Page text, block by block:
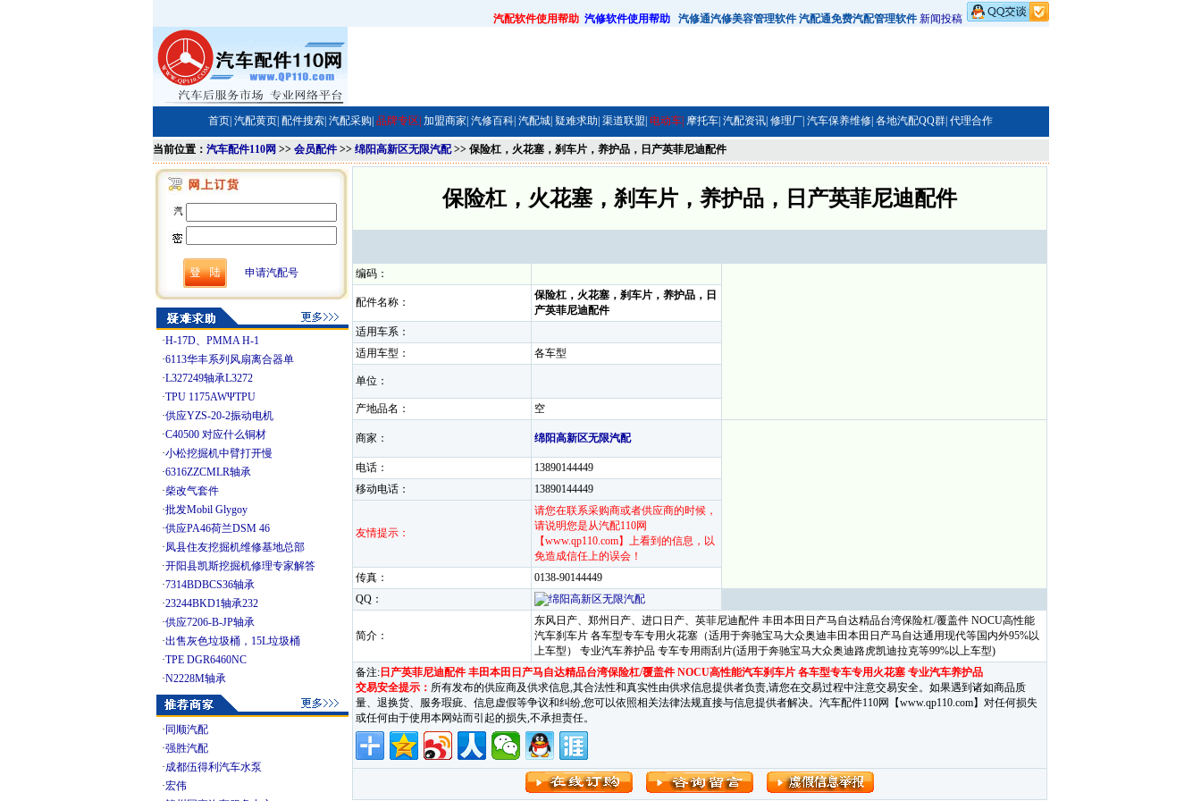
汽配软件使用帮助 汽修软件使用帮助 汽修通汽修美容管理软件 汽配通免费汽配管理软件 新闻投稿
首页| 汽配黄页| 配件搜索| 汽配采购| 品牌专区| 加盟商家| 汽修百科| 汽配城| 疑难求助| 渠道联盟| 电动车| 摩托车| 汽配资讯| 修理厂| 汽车保养维修| 各地汽配QQ群| 代理合作
当前位置： 汽车配件110网 >> 会员配件>> 绵阳高新区无限汽配>> 保险杠，火花塞，刹车片，养护品，日产英菲尼迪配件
申请汽配号
·H-17D、PMMA H-1
·6113华丰系列风扇离合器单
·L327249轴承L3272
·TPU 1175AWΨTPU
·供应YZS-20-2振动电机
·C40500 对应什么铜材
·小松挖掘机中臂打开慢
·6316ZZCMLR轴承
·柴改气套件
·批发Mobil Glygoy
·供应PA46荷兰DSM 46
·凤县住友挖掘机维修基地总部
·开阳县凯斯挖掘机修理专家解答
·7314BDBCS36轴承
·23244BKD1轴承232
·供应7206-B-JP轴承
·出售灰色垃圾桶，15L垃圾桶
·TPE DGR6460NC
·N2228M轴承
· 同顺汽配
·强胜汽配
·成都伍得利汽车水泵
·宏伟
保险杠，火花塞，刹车片，养护品，日产英菲尼迪配件
编码：
配件名称：
保险杠，火花塞，刹车片，养护品，日
产英菲尼迪配件
适用车系：
适用车型：
各车型
单位：
产地品名： 空
商家： 绵阳高新区无限汽配
电话：
13890144449
移动电话：
13890144449
友情提示：
请您在联系采购商或者供应商的时候，
请说明您是从汽配110网
【www.qp110.com】上看到的信息，以
免造成信任上的误会！
传真：
0138-90144449
QQ：
简介：
东风日产、郑州日产、进口日产、英菲尼迪配件 丰田本田日产马自达精品台湾保险杠/覆盖件 NOCU高性能
汽车刹车片 各车型专车专用火花塞（适用于奔驰宝马大众奥迪丰田本田日产马自达通用现代等国内外95%以
上车型） 专业汽车养护品 专车专用雨刮片(适用于奔驰宝马大众奥迪路虎凯迪拉克等99%以上车型)
备注: 日产英菲尼迪配件 丰田本田日产马自达精品台湾保险杠/覆盖件 NOCU高性能汽车刹车片 各车型专车专用火花塞 专业汽车养护品
交易安全提示： 所有发布的供应商及供求信息,其合法性和真实性由供求信息提供者负责,请您在交易过程中注意交易安全。如果遇到诸如商品质
量、退换货、服务瑕疵、信息虚假等争议和纠纷,您可以依照相关法律法规直接与信息提供者解决。汽车配件110网【www.qp110.com】对任何损失
或任何由于使用本网站而引起的损失,不承担责任。